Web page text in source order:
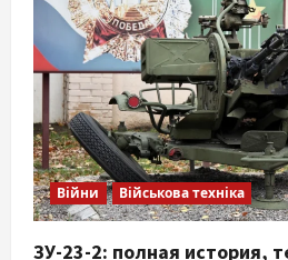
Війни Військова техніка
ЗУ-23-2: полная история,